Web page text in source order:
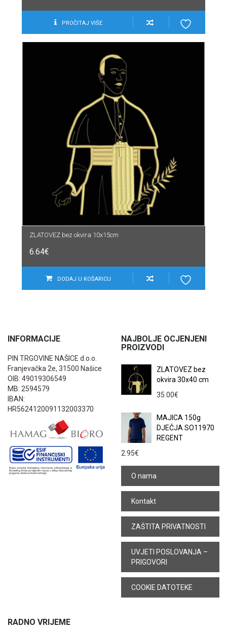
PROČITAJ VIŠE
ZLATOVEZ bez okvira 10x15cm
6.64€
DODAJ U KOŠARICU
INFORMACIJE
PIN TRGOVINE NAŠICE d.o.o.
Franjevačka 2e, 31500 Našice
OIB: 49019306549
MB: 2594579
IBAN:
HR5624120091132003370
NAJBOLJE OCJENJENI
PROIZVODI
ZLATOVEZ bez
okvira 30x40 cm
35.00€
MAJICA 150g
DJEČJA SO11970
REGENT
2.95€
O nama
Kontakt
ZAŠTITA PRIVATNOSTI
UVJETI POSLOVANJA –
PRIGOVORI
COOKIE DATOTEKE
RADNO VRIJEME